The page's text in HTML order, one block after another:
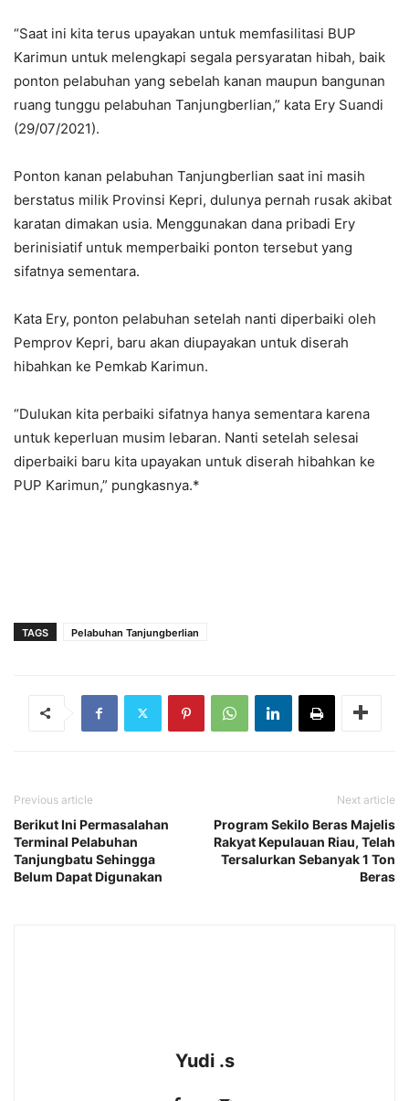
“Saat ini kita terus upayakan untuk memfasilitasi BUP
Karimun untuk melengkapi segala persyaratan hibah, baik
ponton pelabuhan yang sebelah kanan maupun bangunan
ruang tunggu pelabuhan Tanjungberlian,” kata Ery Suandi
(29/07/2021).
Ponton kanan pelabuhan Tanjungberlian saat ini masih
berstatus milik Provinsi Kepri, dulunya pernah rusak akibat
karatan dimakan usia. Menggunakan dana pribadi Ery
berinisiatif untuk memperbaiki ponton tersebut yang
sifatnya sementara.
Kata Ery, ponton pelabuhan setelah nanti diperbaiki oleh
Pemprov Kepri, baru akan diupayakan untuk diserah
hibahkan ke Pemkab Karimun.
“Dulukan kita perbaiki sifatnya hanya sementara karena
untuk keperluan musim lebaran. Nanti setelah selesai
diperbaiki baru kita upayakan untuk diserah hibahkan ke
PUP Karimun,” pungkasnya.*
TAGS Pelabuhan Tanjungberlian
Previous article
Berikut Ini Permasalahan
Terminal Pelabuhan
Tanjungbatu Sehingga
Belum Dapat Digunakan
Next article
Program Sekilo Beras Majelis
Rakyat Kepulauan Riau, Telah
Tersalurkan Sebanyak 1 Ton
Beras
Yudi .s